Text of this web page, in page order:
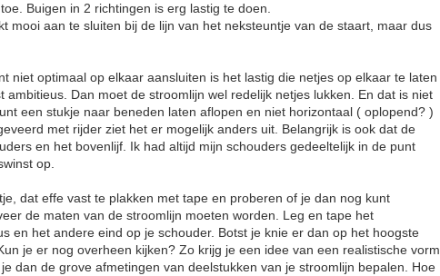
Buigen in 2 richtingen is erg lastig te doen.
mooi aan te sluiten bij de lijn van het neksteuntje van de staart, maar dus
niet optimaal op elkaar aansluiten is het lastig die netjes op elkaar te laten
Dan moet de stroomlijn wel redelijk netjes lukken. En dat is niet
een stukje naar beneden laten aflopen en niet horizontaal ( oplopend? )
met rijder ziet het er mogelijk anders uit. Belangrijk is ook dat de
en het bovenlijf. Ik had altijd mijn schouders gedeeltelijk in de punt
op.
dat effe vast te plakken met tape en proberen of je dan nog kunt
de maten van de stroomlijn moeten worden. Leg en tape het
en het andere eind op je schouder. Botst je knie er dan op het hoogste
je er nog overheen kijken? Zo krijg je een idee van een realistische vorm.
dan de grove afmetingen van deelstukken van je stroomlijn bepalen. Hoe